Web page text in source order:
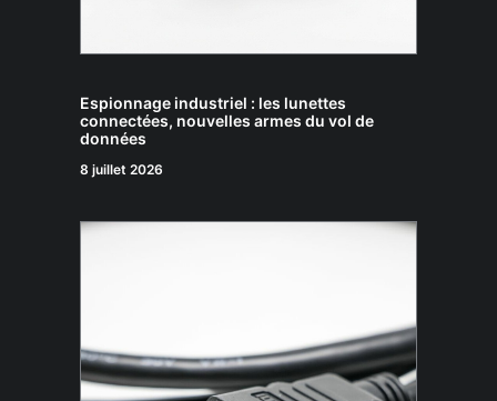
Espionnage industriel : les lunettes
connectées, nouvelles armes du vol de
données
8 juillet 2026